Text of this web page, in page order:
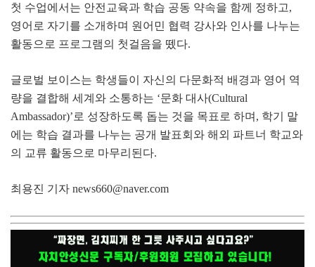
첫 수업에서는 안전교육과 학습 공동 약속을 함께 정하고,
영어로 자기를 소개하며 원어민 협력 강사와 인사를 나누는
활동으로 프로그램의 첫걸음을 뗐다.
글로벌 보이스는 학생들이 자신의 다문화적 배경과 영어 역
량을 결합해 세계와 소통하는 ‘문화 대사(Cultural
Ambassador)’ 로 성장하도록 돕는 것을 목표로 하며 , 학기 말
에는 학습 결과를 나누는 공개 발표회와 해외 파트너 학교와
의 교류 활동으로 마무리된다.
최용진 기자 news660@naver.com